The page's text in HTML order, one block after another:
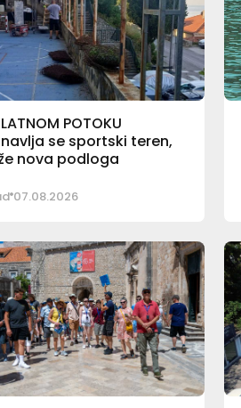
POTOKU
se sportski teren,
nova podloga
07.08.2026